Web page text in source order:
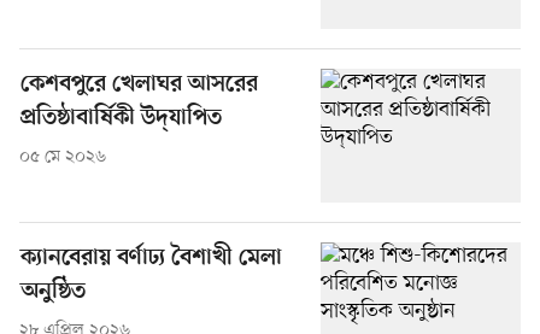
কেশবপুরে খেলাঘর আসরের
প্রতিষ্ঠাবার্ষিকী উদ্‌যাপিত
০৫ মে ২০২৬
ক্যানবেরায় বর্ণাঢ্য বৈশাখী মেলা
অনুষ্ঠিত